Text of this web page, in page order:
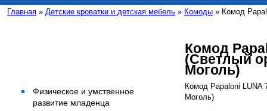
Главная » Детские кроватки и детская мебель » Комоды » Комод
Физическое и умственное
развитие младенца
Комод
(Светлый
Моголь)
Комод Papaloni LUNA
Моголь)